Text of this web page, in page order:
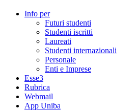
Info per
Futuri studenti
Studenti iscritti
Laureati
Studenti internazionali
Personale
Enti e Imprese
Esse3
Rubrica
Webmail
App Uniba